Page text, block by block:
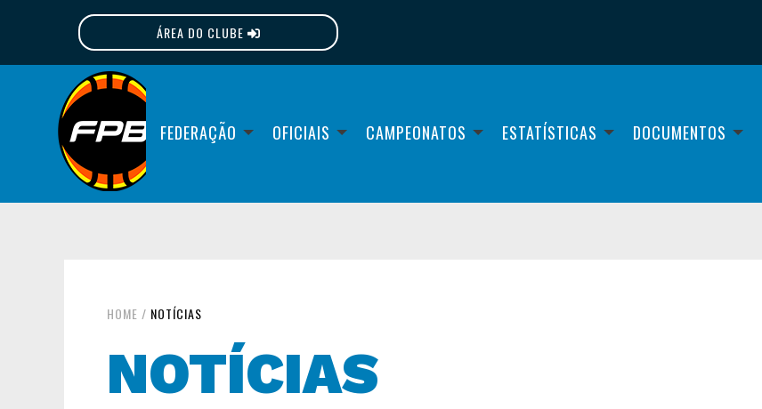
ÁREA DO CLUBE
FEDERAÇÃO OFICIAIS CAMPEONATOS ESTATÍSTICAS DOCUMENTOS
HOME / NOTÍCIAS
NOTÍCIAS